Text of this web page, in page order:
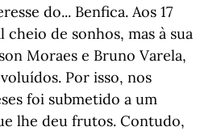
do... Benfica. Aos 17
cheio de sonhos, mas à sua
Moraes e Bruno Varela,
Por isso, nos
foi submetido a um
lhe deu frutos. Contudo,